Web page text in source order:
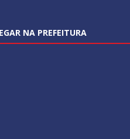
NA PREFEITURA